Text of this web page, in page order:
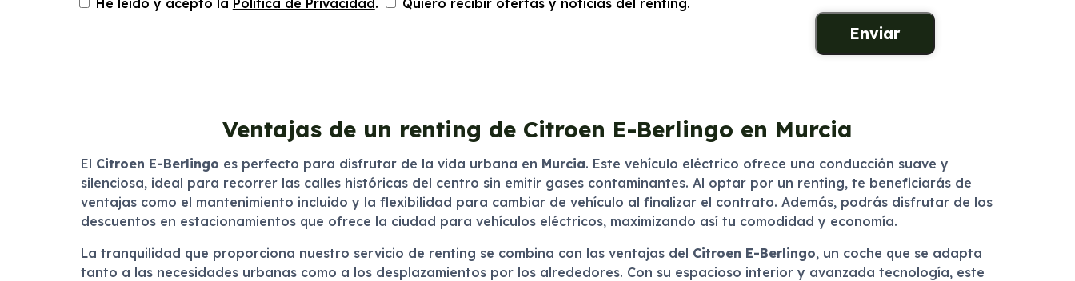
He leído y acepto la Política de Privacidad. Quiero recibir ofertas y noticias del renting.
Ventajas de un renting de Citroen E-Berlingo en Murcia
El Citroen E-Berlingo es perfecto para disfrutar de la vida urbana en Murcia. Este vehículo eléctrico ofrece una conducción suave y
silenciosa, ideal para recorrer las calles históricas del centro sin emitir gases contaminantes. Al optar por un renting, te beneficiarás de
ventajas como el mantenimiento incluido y la flexibilidad para cambiar de vehículo al finalizar el contrato. Además, podrás disfrutar de los
descuentos en estacionamientos que ofrece la ciudad para vehículos eléctricos, maximizando así tu comodidad y economía.
La tranquilidad que proporciona nuestro servicio de renting se combina con las ventajas del Citroen E-Berlingo, un coche que se adapta
tanto a las necesidades urbanas como a los desplazamientos por los alrededores. Con su espacioso interior y avanzada tecnología, este